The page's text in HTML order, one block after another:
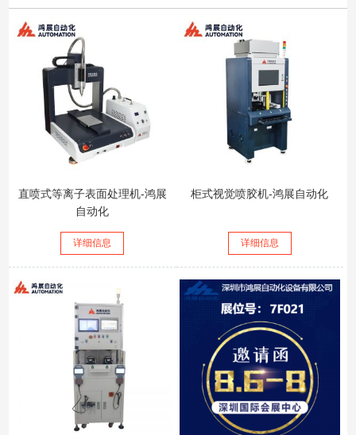
直喷式等离子表面处理机-鸿展
自动化
详细信息
柜式视觉喷胶机-鸿展自动化
详细信息